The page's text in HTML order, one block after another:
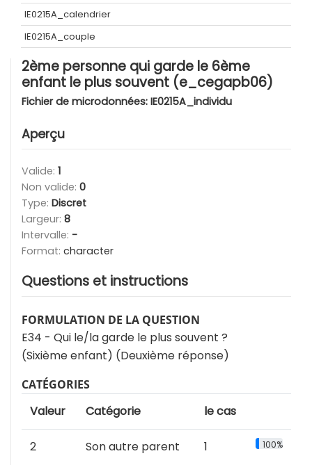
IE0215A_calendrier
IE0215A_couple
2ème personne qui garde le 6ème
enfant le plus souvent (e_cegapb06)
Fichier de microdonnées: IE0215A_individu
Aperçu
Valide: 1
Non valide: 0
Type: Discret
Largeur: 8
Intervalle: -
Format: character
Questions et instructions
FORMULATION DE LA QUESTION
E34 - Qui le/la garde le plus souvent ?
(Sixième enfant) (Deuxième réponse)
CATÉGORIES
Valeur Catégorie le cas
2 Son autre parent 1 100%